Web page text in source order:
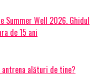
Summer Well 2026. Ghidul
de 15 ani
alături de tine?